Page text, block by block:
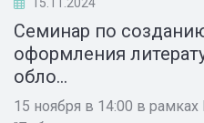
Семинар по
оформления
обло...
15 ноября в 14:00 в